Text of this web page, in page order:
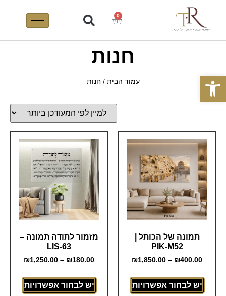
פתח סרגל נגישות
0
חנות
עמוד הבית / חנות
תמונה של הכותל |
PIK-M52
₪400.00
–
₪1,850.00
יש לבחור אפשרויות
מזמור לתודה תמונה –
LIS-63
₪180.00
–
₪1,250.00
יש לבחור אפשרויות